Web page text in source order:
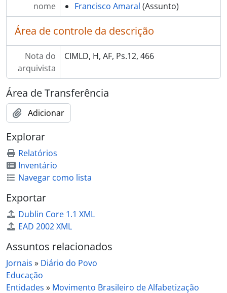
nome
Francisco Amaral (Assunto)
Área de controle da descrição
Nota do
arquivista
CIMLD, H, AF, Ps.12, 466
Área de Transferência
Adicionar
Explorar
Relatórios
Inventário
Navegar como lista
Exportar
Dublin Core 1.1 XML
EAD 2002 XML
Assuntos relacionados
Jornais » Diário do Povo
Educação
Entidades » Movimento Brasileiro de Alfabetização